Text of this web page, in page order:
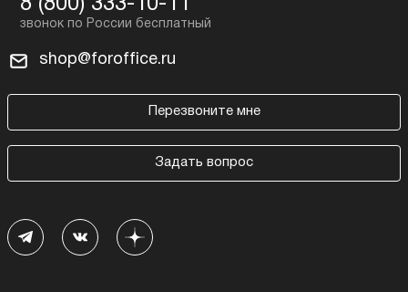
8 (800) 333-10-11
shop@foroffice.ru
Перезвоните мне
Задать вопрос